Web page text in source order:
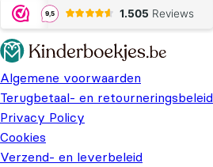
Algemene voorwaarden
Terugbetaal- en retourneringsbeleid
Privacy Policy
Cookies
Verzend- en leverbeleid